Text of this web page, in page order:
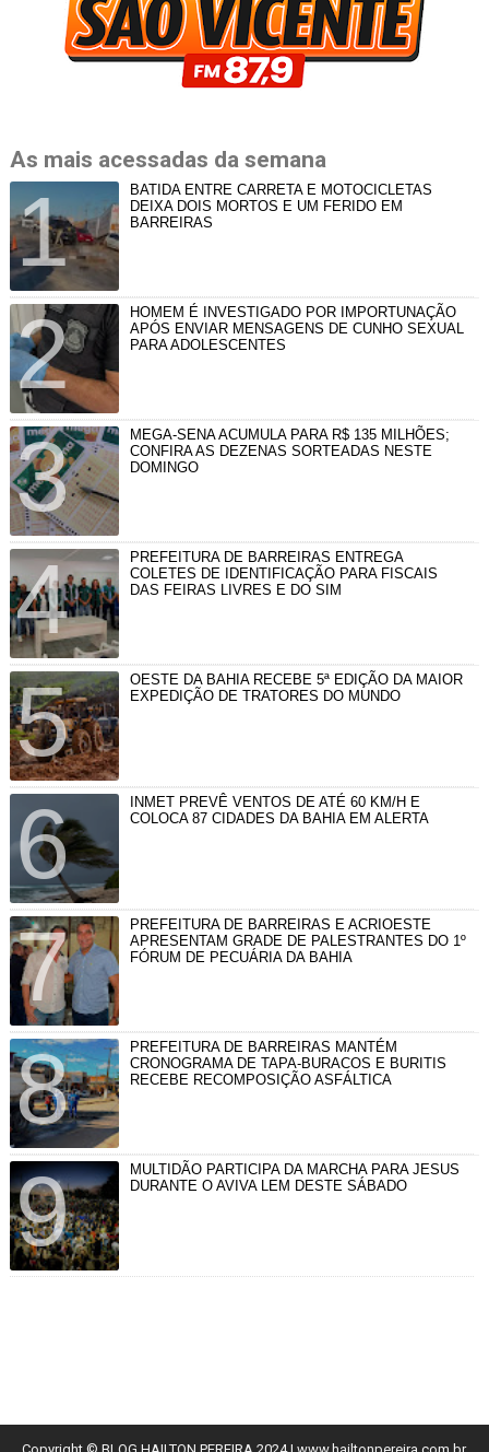
As mais acessadas da semana
BATIDA ENTRE CARRETA E MOTOCICLETAS
DEIXA DOIS MORTOS E UM FERIDO EM
BARREIRAS
HOMEM É INVESTIGADO POR IMPORTUNAÇÃO
APÓS ENVIAR MENSAGENS DE CUNHO SEXUAL
PARA ADOLESCENTES
MEGA-SENA ACUMULA PARA R$ 135 MILHÕES;
CONFIRA AS DEZENAS SORTEADAS NESTE
DOMINGO
PREFEITURA DE BARREIRAS ENTREGA
COLETES DE IDENTIFICAÇÃO PARA FISCAIS
DAS FEIRAS LIVRES E DO SIM
OESTE DA BAHIA RECEBE 5ª EDIÇÃO DA MAIOR
EXPEDIÇÃO DE TRATORES DO MUNDO
INMET PREVÊ VENTOS DE ATÉ 60 KM/H E
COLOCA 87 CIDADES DA BAHIA EM ALERTA
PREFEITURA DE BARREIRAS E ACRIOESTE
APRESENTAM GRADE DE PALESTRANTES DO 1º
FÓRUM DE PECUÁRIA DA BAHIA
PREFEITURA DE BARREIRAS MANTÉM
CRONOGRAMA DE TAPA-BURACOS E BURITIS
RECEBE RECOMPOSIÇÃO ASFÁLTICA
MULTIDÃO PARTICIPA DA MARCHA PARA JESUS
DURANTE O AVIVA LEM DESTE SÁBADO